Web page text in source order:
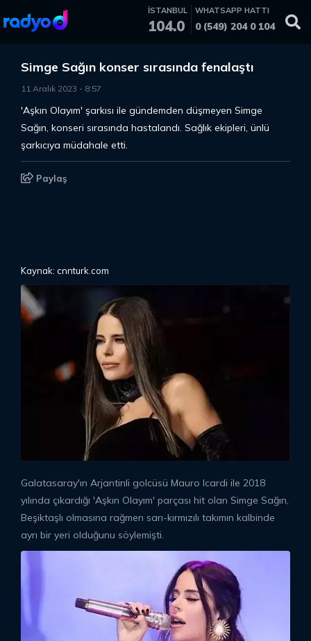
İSTANBUL
104.0
WHATSAPP HATTI
0 (549) 204 0 104
Simge Sağın konser sırasında fenalaştı
11 Aralık 2023 - 8:57
'Aşkın Olayım' şarkısı ile gündemden düşmeyen Simge
Sağın, konseri sırasında hastalandı. Sağlık ekipleri, ünlü
şarkıcıya müdahale etti.
Paylaş
Kaynak: cnnturk.com
Galatasaray'ın Arjantinli golcüsü Mauro Icardi ile 2018
yılında çıkardığı 'Aşkın Olayım' parçası hit olan Simge Sağın,
Beşiktaşlı olmasına rağmen sarı-kırmızılı takımın kalbinde
ayrı bir yeri olduğunu söylemişti.